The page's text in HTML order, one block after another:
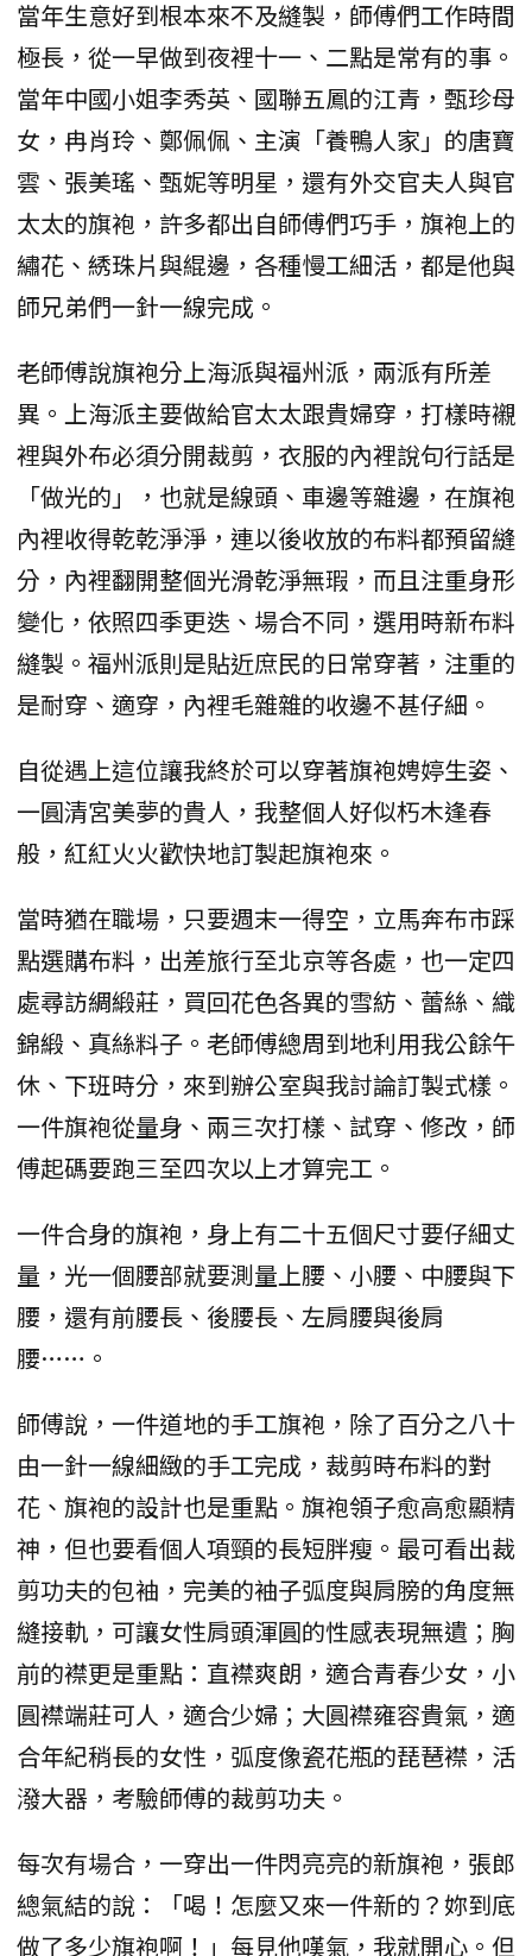
當年生意好到根本來不及縫製，師傅們工作時間
極長，從一早做到夜裡十一、二點是常有的事。
當年中國小姐李秀英、國聯五鳳的江青，甄珍母
女，冉肖玲、鄭佩佩、主演「養鴨人家」的唐寶
雲、張美瑤、甄妮等明星，還有外交官夫人與官
太太的旗袍，許多都出自師傅們巧手，旗袍上的
繡花、綉珠片與緄邊，各種慢工細活，都是他與
師兄弟們一針一線完成。
老師傅說旗袍分上海派與福州派，兩派有所差
異。上海派主要做給官太太跟貴婦穿，打樣時襯
裡與外布必須分開裁剪，衣服的內裡說句行話是
「做光的」，也就是線頭、車邊等雜邊，在旗袍
內裡收得乾乾淨淨，連以後收放的布料都預留縫
分，內裡翻開整個光滑乾淨無瑕，而且注重身形
變化，依照四季更迭、場合不同，選用時新布料
縫製。福州派則是貼近庶民的日常穿著，注重的
是耐穿、適穿，內裡毛雜雜的收邊不甚仔細。
自從遇上這位讓我終於可以穿著旗袍娉婷生姿、
一圓清宮美夢的貴人，我整個人好似朽木逢春
般，紅紅火火歡快地訂製起旗袍來。
當時猶在職場，只要週末一得空，立馬奔布市踩
點選購布料，出差旅行至北京等各處，也一定四
處尋訪綢緞莊，買回花色各異的雪紡、蕾絲、織
錦緞、真絲料子。老師傅總周到地利用我公餘午
休、下班時分，來到辦公室與我討論訂製式樣。
一件旗袍從量身、兩三次打樣、試穿、修改，師
傅起碼要跑三至四次以上才算完工。
一件合身的旗袍，身上有二十五個尺寸要仔細丈
量，光一個腰部就要測量上腰、小腰、中腰與下
腰，還有前腰長、後腰長、左肩腰與後肩
腰……。
師傅說，一件道地的手工旗袍，除了百分之八十
由一針一線細緻的手工完成，裁剪時布料的對
花、旗袍的設計也是重點。旗袍領子愈高愈顯精
神，但也要看個人項頸的長短胖瘦。最可看出裁
剪功夫的包袖，完美的袖子弧度與肩膀的角度無
縫接軌，可讓女性肩頭渾圓的性感表現無遺；胸
前的襟更是重點：直襟爽朗，適合青春少女，小
圓襟端莊可人，適合少婦；大圓襟雍容貴氣，適
合年紀稍長的女性，弧度像瓷花瓶的琵琶襟，活
潑大器，考驗師傅的裁剪功夫。
每次有場合，一穿出一件閃亮亮的新旗袍，張郎
總氣結的說：「喝！怎麼又來一件新的？妳到底
做了多少旗袍啊！」每見他嘆氣，我就開心。但